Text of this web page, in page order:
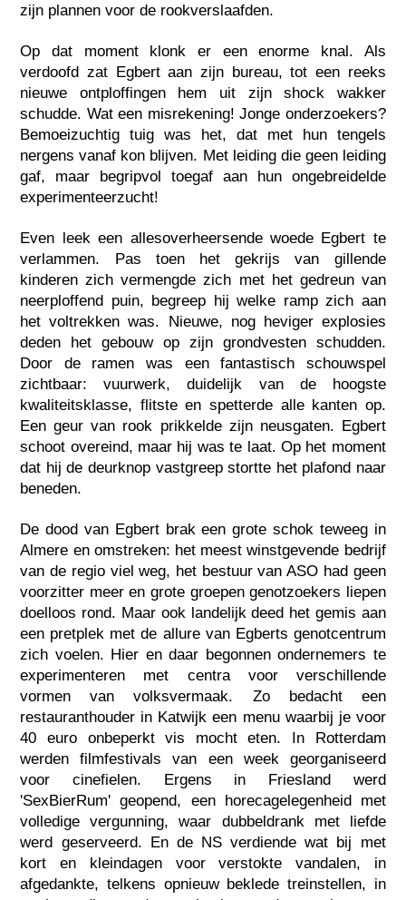
zijn plannen voor de rookverslaafden.
Op dat moment klonk er een enorme knal. Als
verdoofd zat Egbert aan zijn bureau, tot een reeks
nieuwe ontploffingen hem uit zijn shock wakker
schudde. Wat een misrekening! Jonge onderzoekers?
Bemoeizuchtig tuig was het, dat met hun tengels
nergens vanaf kon blijven. Met leiding die geen leiding
gaf, maar begripvol toegaf aan hun ongebreidelde
experimenteerzucht!
Even leek een allesoverheersende woede Egbert te
verlammen. Pas toen het gekrijs van gillende
kinderen zich vermengde zich met het gedreun van
neerploffend puin, begreep hij welke ramp zich aan
het voltrekken was. Nieuwe, nog heviger explosies
deden het gebouw op zijn grondvesten schudden.
Door de ramen was een fantastisch schouwspel
zichtbaar: vuurwerk, duidelijk van de hoogste
kwaliteitsklasse, flitste en spetterde alle kanten op.
Een geur van rook prikkelde zijn neusgaten. Egbert
schoot overeind, maar hij was te laat. Op het moment
dat hij de deurknop vastgreep stortte het plafond naar
beneden.
De dood van Egbert brak een grote schok teweeg in
Almere en omstreken: het meest winstgevende bedrijf
van de regio viel weg, het bestuur van ASO had geen
voorzitter meer en grote groepen genotzoekers liepen
doelloos rond. Maar ook landelijk deed het gemis aan
een pretplek met de allure van Egberts genotcentrum
zich voelen. Hier en daar begonnen ondernemers te
experimenteren met centra voor verschillende
vormen van volksvermaak. Zo bedacht een
restauranthouder in Katwijk een menu waarbij je voor
40 euro onbeperkt vis mocht eten. In Rotterdam
werden filmfestivals van een week georganiseerd
voor cinefielen. Ergens in Friesland werd
'SexBierRum' geopend, een horecagelegenheid met
volledige vergunning, waar dubbeldrank met liefde
werd geserveerd. En de NS verdiende wat bij met
kort en kleindagen voor verstokte vandalen, in
afgedankte, telkens opnieuw beklede treinstellen, in